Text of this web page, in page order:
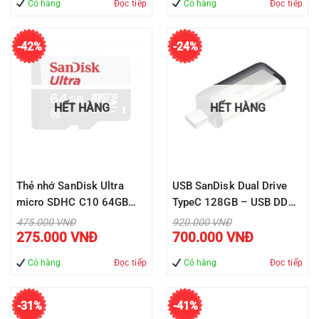
1.600.000 VNĐ.
Có hàng Đọc tiếp
950.000
Có hàng Đọc tiếp
-42%
HẾT HÀNG
Thẻ nhớ SanDisk Ultra
micro SDHC C10 64GB
80MB/s ( SDSQUNS-
064G-GN3MN )
475.000VNĐ
Giá
gốc
là:
275.000 VNĐ
275.000 VNĐ.
Có hàng Đọc tiếp
-24%
HẾT HÀNG
USB SanDisk Dual Drive
TypeC 128GB – USB DDC2
– USB3.1 ( SDDDC2-
128G-G46 )
920.000VNĐ
Giá
gốc
là:
700.000 VNĐ
700.000
Có hàng Đọc tiếp
-31% -41%